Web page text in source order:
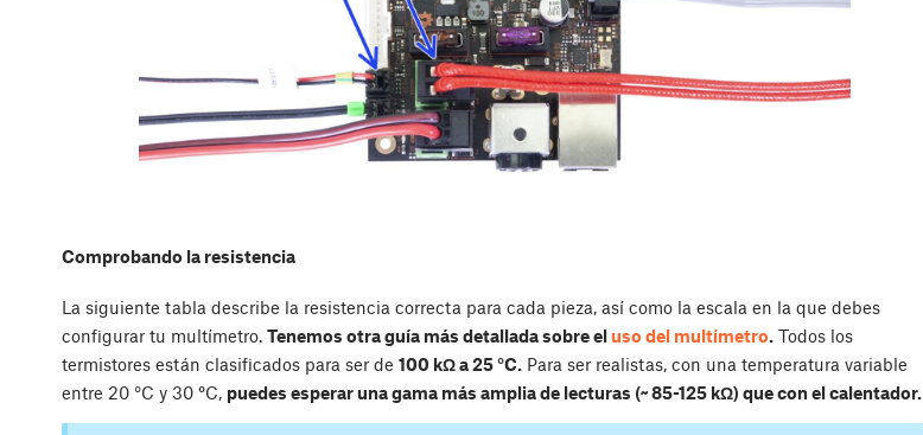
Comprobando la resistencia
La siguiente tabla describe la resistencia correcta para cada pieza, así como la escala en la que debes
configurar tu multímetro. Tenemos otra guía más detallada sobre eluso del multímetro. Todos los
termistores están clasificados para ser de 100 kΩ a 25 °C. Para ser realistas, con una temperatura variable
entre 20 °C y 30 °C, puedes esperar una gama más amplia de lecturas (~ 85-125 kΩ) que con el calentador.